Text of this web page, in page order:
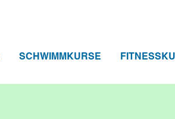
SCHWIMMKURSE